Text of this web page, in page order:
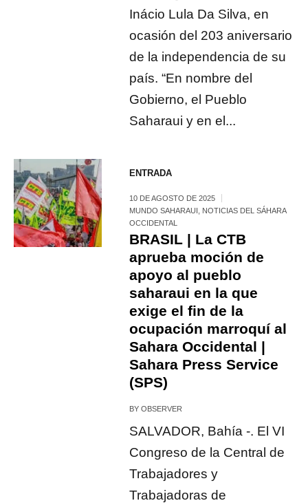
Inácio Lula Da Silva, en
ocasión del 203 aniversario
de la independencia de su
país. “En nombre del
Gobierno, el Pueblo
Saharaui y en el...
ENTRADA
10 DE AGOSTO DE 2025
MUNDO SAHARAUI
NOTICIAS DEL SÁHARA
OCCIDENTAL
BRASIL | La CTB
aprueba moción de
apoyo al pueblo
saharaui en la que
exige el fin de la
ocupación marroquí al
Sahara Occidental |
Sahara Press Service
(SPS)
BYOBSERVER
SALVADOR, Bahía -. El VI
Congreso de la Central de
Trabajadores y
Trabajadoras de